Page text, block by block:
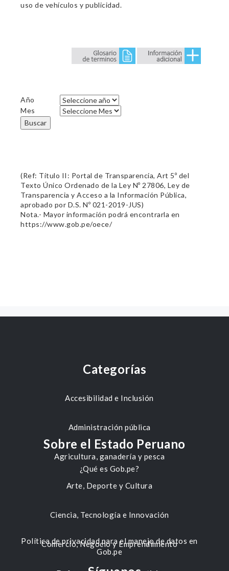
uso de vehículos y publicidad.
Año
Mes
Buscar
(Ref: Título II: Portal de Transparencia, Art 5º del
Texto Único Ordenado de la Ley Nº 27806, Ley de
Transparencia y Acceso a la Información Pública,
aprobado por D.S. Nº 021-2019-JUS)
Nota.- Mayor información podrá encontrarla en
https://www.gob.pe/oece/
Categorías
Accesibilidad e Inclusión
Administración pública
Agricultura, ganadería y pesca
Arte, Deporte y Cultura
Ciencia, Tecnología e Innovación
Comercio, Negocio y Emprendimiento
Sobre el Estado Peruano
¿Qué es Gob.pe?
Política de privacidad para el manejo de datos en
Gob.pe